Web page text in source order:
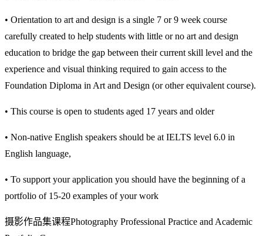
• Orientation to art and design is a single 7 or 9 week course
carefully created to help students with little or no art and design
education to bridge the gap between their current skill level and the
experience and visual thinking required to gain access to the
Foundation Diploma in Art and Design (or other equivalent course).
• This course is open to students aged 17 years and older
• Non-native English speakers should be at IELTS level 6.0 in
English language,
• To support your application you should have the beginning of a
portfolio of 15-20 examples of your work
摄影作品集课程Photography Professional Practice and Academic